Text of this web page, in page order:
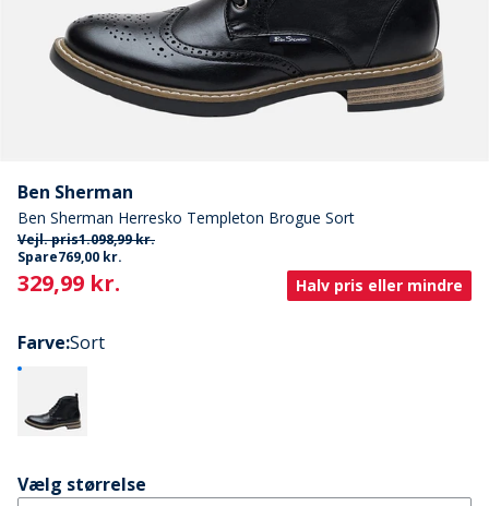
Ben Sherman
Ben Sherman Herresko Templeton Brogue Sort
Vejl. pris1.098,99 kr.
Spare769,00 kr.
Current
329,99 kr. Halv pris eller mindre
Farve:Sort
Vælg størrelse